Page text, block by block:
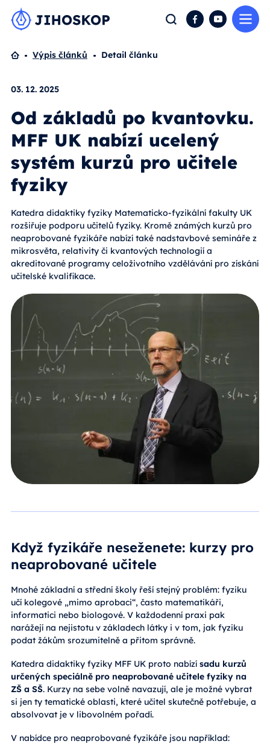
Hledat FacebookYouTube
Domů
Výpis článků Detail článku
03. 12. 2025
Od základů po kvantovku.
MFF UK nabízí ucelený
systém kurzů pro učitele
fyziky
Katedra didaktiky fyziky Matematicko-fyzikální fakulty UK
rozšiřuje podporu učitelů fyziky. Kromě známých kurzů pro
neaprobované fyzikáře nabízí také nadstavbové semináře z
mikrosvěta, relativity či kvantových technologií a
akreditované programy celoživotního vzdělávání pro získání
učitelské kvalifikace.
Když fyzikáře neseženete: kurzy pro
neaprobované učitele
Mnohé základní a střední školy řeší stejný problém: fyziku
učí kolegové „mimo aprobaci“, často matematikáři,
informatici nebo biologové. V každodenní praxi pak
narážejí na nejistotu v základech látky i v tom, jak fyziku
podat žákům srozumitelně a přitom správně.
Katedra didaktiky fyziky MFF UK proto nabízí sadu kurzů
určených speciálně pro neaprobované učitele fyziky na
ZŠ a SŠ. Kurzy na sebe volně navazují, ale je možné vybrat
si jen ty tematické oblasti, které učitel skutečně potřebuje, a
absolvovat je v libovolném pořadí.
V nabídce pro neaprobované fyzikáře jsou například: